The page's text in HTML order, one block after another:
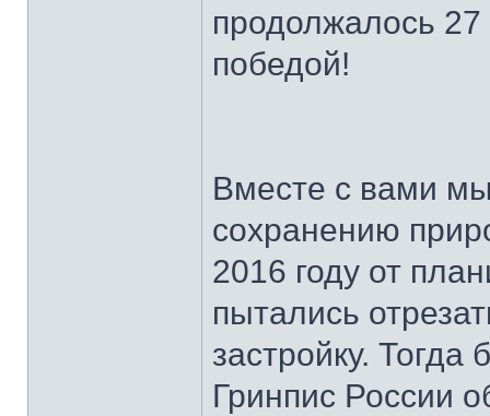
продолжалось 27
победой!
Вместе с вами
сохранению
2016 году от
пытались
застройку. Тогда
Гринпис России